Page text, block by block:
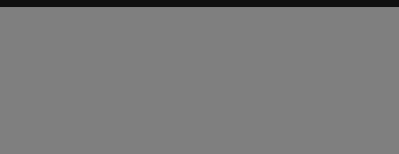
nevezési felületen kitöltésre kerülek, ezért azok